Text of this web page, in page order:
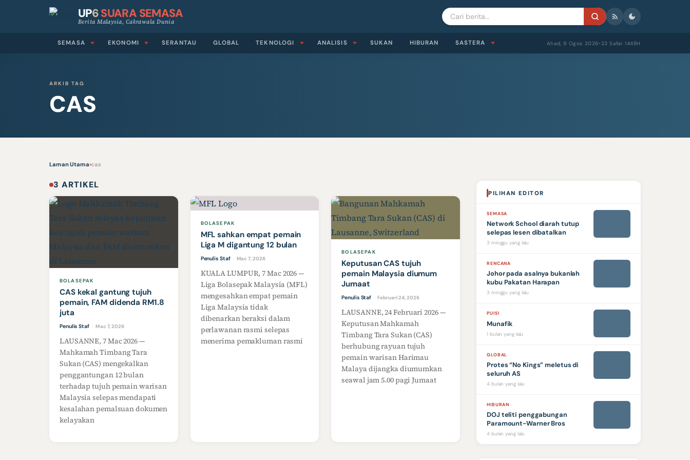
UP6SUARA SEMASA
Berita Malaysia, Cakrawala Dunia
SEMASA EKONOMI SERANTAU GLOBAL TEKNOLOGI ANALISIS SUKAN HIBURAN SASTERA Ahad, 9 Ogos 2026● 23 Safar 1448H
ARKIB TAG
CAS
Laman Utama›cas
3 ARTIKEL
BOLASEPAK
CAS kekal gantung tujuh
pemain, FAM didenda RM1.8
juta
Penulis Staf · Mac 7, 2026
LAUSANNE, 7 Mac 2026 —
Mahkamah Timbang Tara
Sukan (CAS) mengekalkan
penggantungan 12 bulan
terhadap tujuh pemain warisan
Malaysia selepas mendapati
kesalahan pemalsuan dokumen
kelayakan
BOLASEPAK
MFL sahkan empat pemain
Liga M digantung 12 bulan
Penulis Staf · Mac 7, 2026
KUALA LUMPUR, 7 Mac 2026 —
Liga Bolasepak Malaysia (MFL)
mengesahkan empat pemain
Liga Malaysia tidak
dibenarkan beraksi dalam
perlawanan rasmi selepas
menerima pemakluman rasmi
BOLASEPAK
Keputusan CAS tujuh
pemain Malaysia diumum
Jumaat
Penulis Staf · Februari 24, 2026
LAUSANNE, 24 Februari 2026 —
Keputusan Mahkamah
Timbang Tara Sukan (CAS)
berhubung rayuan tujuh
pemain warisan Harimau
Malaya dijangka diumumkan
seawal jam 5.00 pagi Jumaat
PILIHAN EDITOR
SEMASA
Network School diarah tutup
selepas lesen dibatalkan
3 minggu yang lalu
RENCANA
Johor pada asalnya bukanlah
kubu Pakatan Harapan
3 minggu yang lalu
PUISI
Munafik
1 bulan yang lalu
GLOBAL
Protes “No Kings” meletus di
seluruh AS
4 bulan yang lalu
HIBURAN
DOJ teliti penggabungan
Paramount-Warner Bros
4 bulan yang lalu